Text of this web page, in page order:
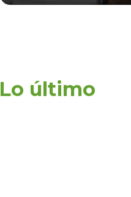
Lo último